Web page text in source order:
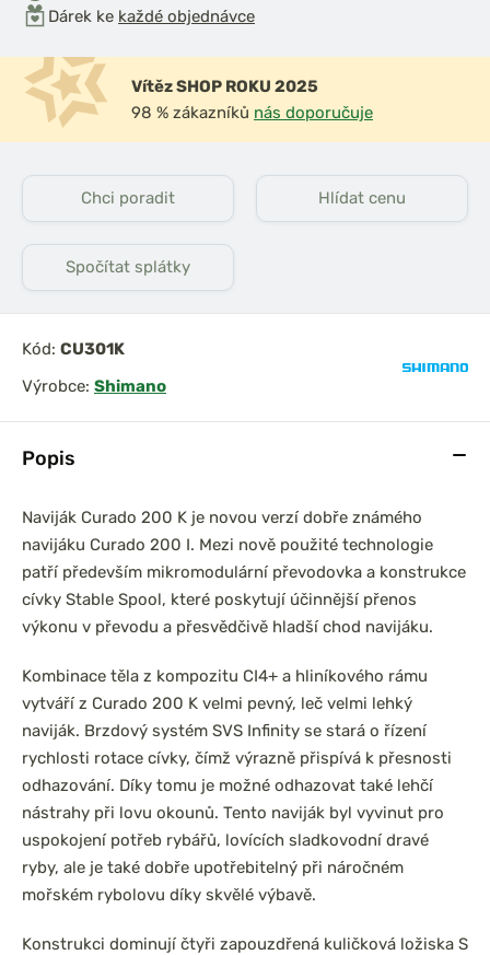
Popis
Naviják Curado 200 K je novou verzí dobře známého
navijáku Curado 200 I. Mezi nově použité technologie
patří především mikromodulární převodovka a konstrukce
cívky Stable Spool, které poskytují účinnější přenos
výkonu v převodu a přesvědčivě hladší chod navijáku.
Kombinace těla z kompozitu CI4+ a hliníkového rámu
vytváří z Curado 200 K velmi pevný, leč velmi lehký
naviják. Brzdový systém SVS Infinity se stará o řízení
rychlosti rotace cívky, čímž výrazně přispívá k přesnosti
odhazování. Díky tomu je možné odhazovat také lehčí
nástrahy při lovu okounů. Tento naviják byl vyvinut pro
uspokojení potřeb rybářů, lovících sladkovodní dravé
ryby, ale je také dobře upotřebitelný při náročném
mořském rybolovu díky skvělé výbavě.
Konstrukci dominují čtyři zapouzdřená kuličková ložiska S
Dárek ke každé objednávce
Vítěz SHOP ROKU 2025
98 % zákazníků nás doporučuje
Chci poradit Hlídat cenu
Spočítat splátky
Kód: CU301K
Výrobce: Shimano